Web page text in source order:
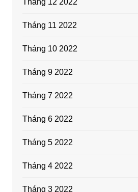
Tháng 11 2022
Tháng 10 2022
Tháng 9 2022
Tháng 7 2022
Tháng 6 2022
Tháng 5 2022
Tháng 4 2022
Tháng 3 2022